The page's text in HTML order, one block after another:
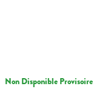
Non Disponible Provisoire